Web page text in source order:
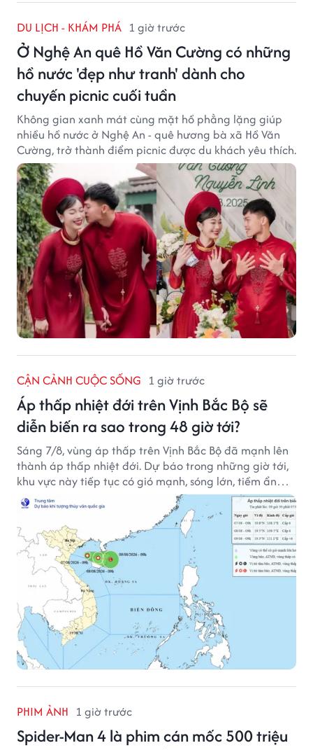
DU LỊCH - KHÁM PHÁ 1 giờ trước
Ở Nghệ An quê Hồ Văn Cường có những
hồ nước 'đẹp như tranh' dành cho
chuyến picnic cuối tuần
Không gian xanh mát cùng mặt hồ phẳng lặng giúp
nhiều hồ nước ở Nghệ An - quê hương bà xã Hồ Văn
Cường, trở thành điểm picnic được du khách yêu thích.
CẬN CẢNH CUỘC SỐNG 1 giờ trước
Áp thấp nhiệt đới trên Vịnh Bắc Bộ sẽ
diễn biến ra sao trong 48 giờ tới?
Sáng 7/8, vùng áp thấp trên Vịnh Bắc Bộ đã mạnh lên
thành áp thấp nhiệt đới. Dự báo trong những giờ tới,
khu vực này tiếp tục có gió mạnh, sóng lớn, tiềm ẩn
nhiều nguy cơ đối với hoạt động của tàu thuyền trên
biển.
PHIM ẢNH 1 giờ trước
Spider-Man 4 là phim cán mốc 500 triệu